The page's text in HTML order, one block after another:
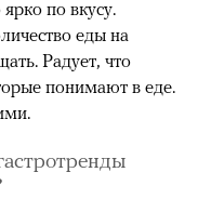
по вкусу.
еды на
Радует, что
понимают в еде.